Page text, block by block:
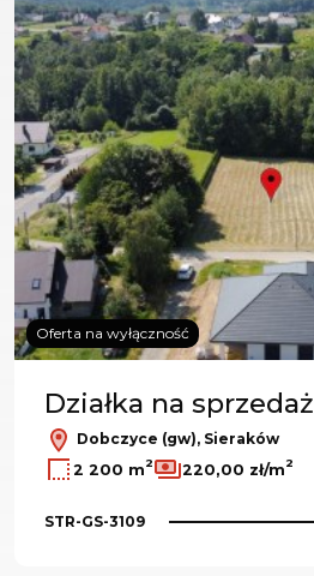
Oferta na wyłączność
Działka na sprzedaż
Dobczyce (gw), Sieraków
2 200 m2 220,00 zł/m2
STR-GS-3109